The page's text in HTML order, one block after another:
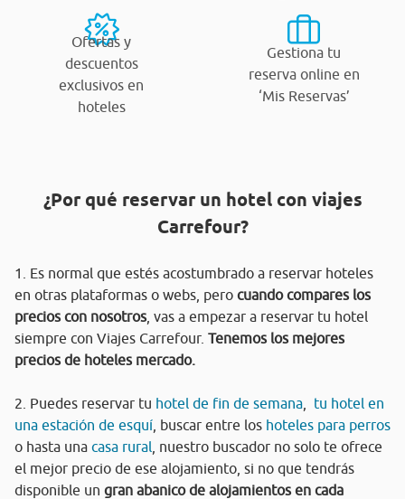
Ofertas y
descuentos
exclusivos en
hoteles
Gestiona tu
reserva online en
‘Mis Reservas’
¿Por qué reservar un hotel con viajes
Carrefour?
1. Es normal que estés acostumbrado a reservar hoteles
en otras plataformas o webs, pero cuando compares los
precios con nosotros, vas a empezar a reservar tu hotel
siempre con Viajes Carrefour. Tenemos los mejores
precios de hoteles mercado.
2. Puedes reservar tu hotel de fin de semana
tu hotel en
una estación de esquí , buscar entre los hoteles para perros
o hasta una casa rural , nuestro buscador no solo te ofrece
el mejor precio de ese alojamiento, si no que tendrás
disponible un gran abanico de alojamientos en cada